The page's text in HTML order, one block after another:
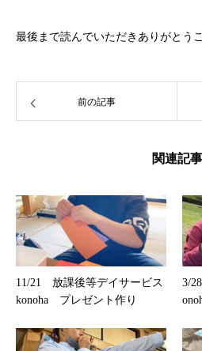
最後まで読んでいただきありがと
前の記事
関連記事
11/21 放課後等デイサービス
konoha プレゼント作り
3/